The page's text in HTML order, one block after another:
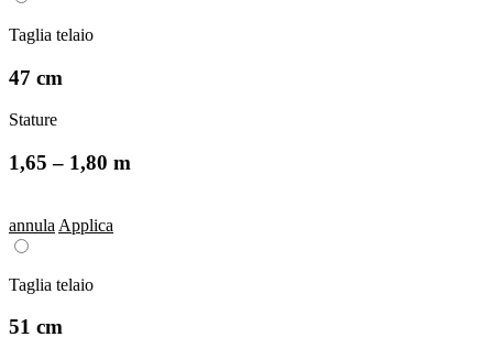
Taglia telaio
47 cm
Stature
1,65 – 1,80 m
annula Applica
Taglia telaio
51 cm